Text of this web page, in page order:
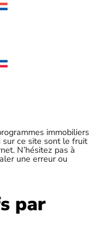
immobiliers
sur ce site sont le fruit
N’hésitez pas à
une erreur ou
par